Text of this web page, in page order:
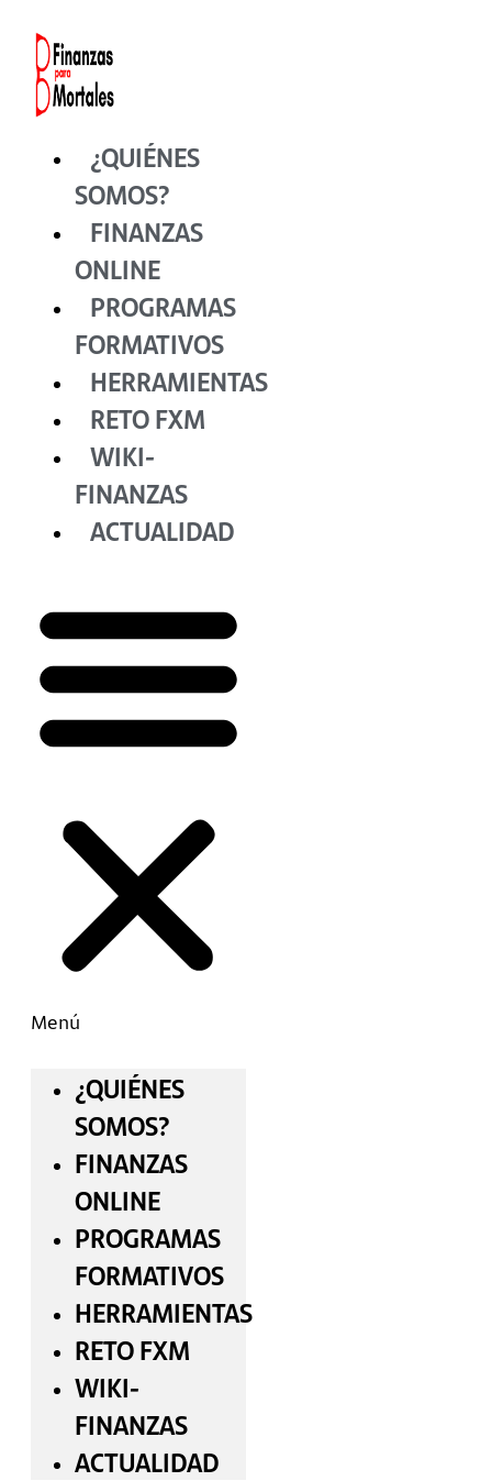
contenido
¿QUIÉNES
SOMOS?
FINANZAS
ONLINE
PROGRAMAS
FORMATIVOS
HERRAMIENTAS
RETO FXM
WIKI-
FINANZAS
ACTUALIDAD
Menú
¿QUIÉNES
SOMOS?
FINANZAS
ONLINE
PROGRAMAS
FORMATIVOS
HERRAMIENTAS
RETO FXM
WIKI-
FINANZAS
ACTUALIDAD